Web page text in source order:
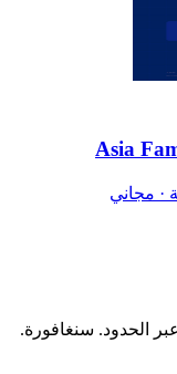
Asia
الحدود. سنغافورة.